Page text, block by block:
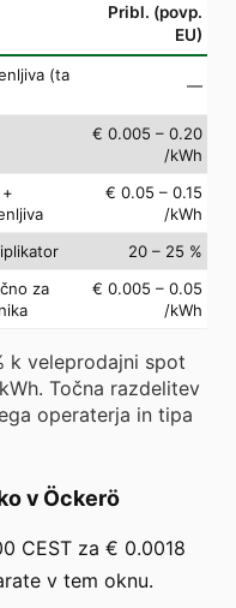
Pribl. (povp.
EU)
(ta
—
€ 0.005 – 0.20
/kWh
€ 0.05 – 0.15
/kWh
20 – 25 %
za
€ 0.005 – 0.05
/kWh
k veleprodajni spot
Točna razdelitev
operaterja in tipa
v Öckerö
CEST za € 0.0018
v tem oknu.